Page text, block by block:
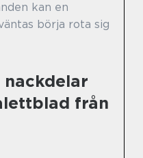
kan en
börja rota sig
nackdelar
från